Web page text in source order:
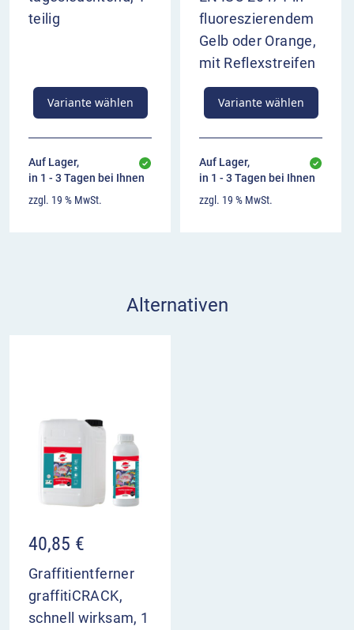
teilig
Variante wählen
Auf Lager,
in 1 - 3 Tagen bei Ihnen
zzgl. 19 % MwSt.
fluoreszierendem
Gelb oder Orange,
mit Reflexstreifen
Variante wählen
Auf Lager,
in 1 - 3 Tagen bei Ihnen
zzgl. 19 % MwSt.
Alternativen
40,85 €
Graffitientferner
graffitiCRACK,
schnell wirksam, 1